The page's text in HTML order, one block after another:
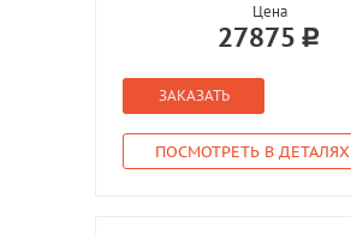
Цена
27875
ЗАКАЗАТЬ
ПОСМОТРЕТЬ В ДЕТАЛЯХ